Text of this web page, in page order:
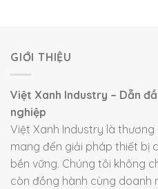
GIỚI THIỆU
Việt Xanh Industry – Dẫn
nghiệp
Việt Xanh Industry là thương
mang đến giải pháp thiết bị
bền vững. Chúng tôi không
còn đồng hành cùng doanh